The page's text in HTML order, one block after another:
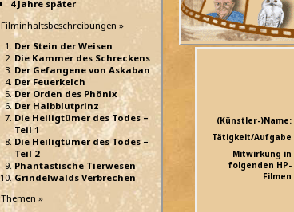
4 Jahre später
Filminhaltsbeschreibungen »
Der Stein der Weisen
Die Kammer des Schreckens
Der Gefangene von Askaban
Der Feuerkelch
Der Orden des Phönix
Der Halbblutprinz
Die Heiligtümer des Todes –
Teil 1
Die Heiligtümer des Todes –
Teil 2
Phantastische Tierwesen
Grindelwalds Verbrechen
Themen »
(Künstler-)Name:
Tätigkeit/Aufgabe
Mitwirkung in
folgenden HP-
Filmen